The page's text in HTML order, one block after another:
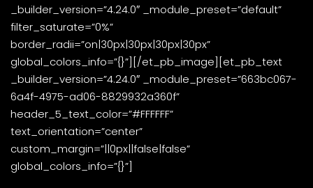
_builder_version=”4.24.0″ _module_preset=”default”
filter_saturate=”0%”
border_radii=”on|30px|30px|30px|30px”
global_colors_info=”{}”][/et_pb_image][et_pb_text
_builder_version=”4.24.0″ _module_preset=”663bc067-
6a4f-4975-ad06-8829932a360f”
header_5_text_color=”#FFFFFF”
text_orientation=”center”
custom_margin=”||0px||false|false”
global_colors_info=”{}”]